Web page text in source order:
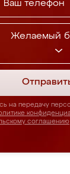
Желаемый
на передачу
соглашению